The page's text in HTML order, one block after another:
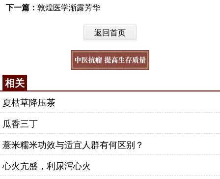
下一篇： 敦煌医学渐露芳华
返回首页
相关
夏枯草降压茶
瓜香三丁
薏米糯米功效与适宜人群有何区别？
心火亢盛，利尿泻心火